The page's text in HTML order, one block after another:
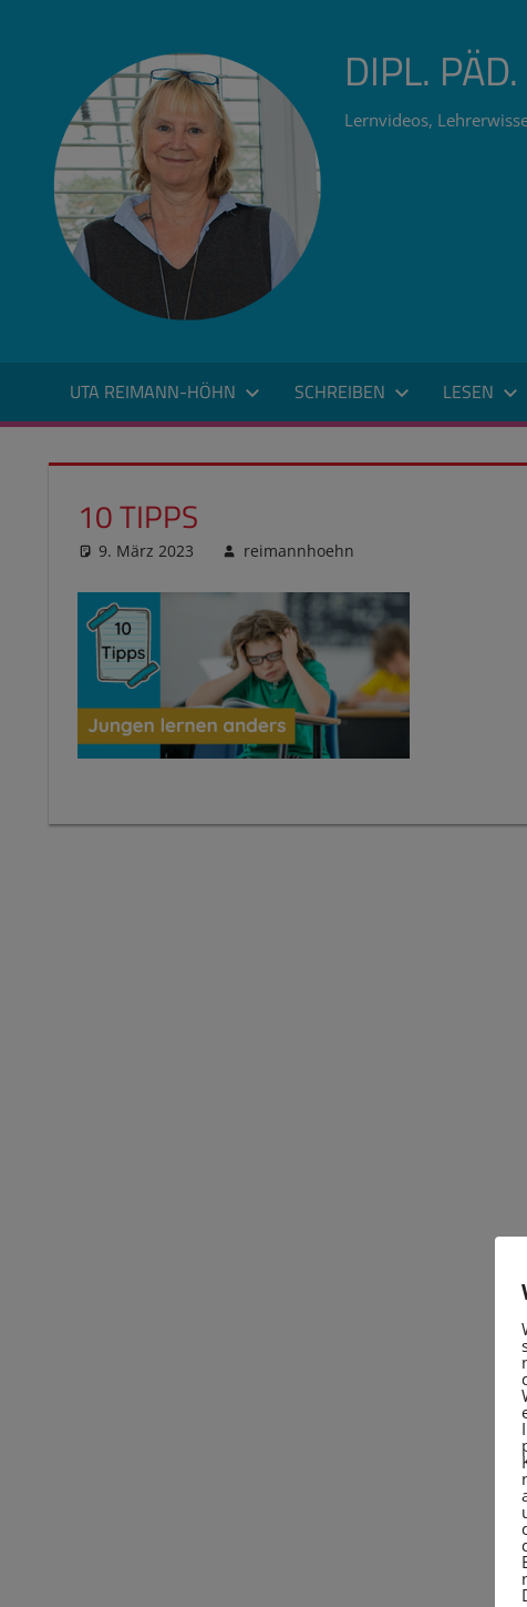
DIPL.
Lernvideos,
UTA REIMANN-HÖHN SCHREIBEN LESEN
10 TIPPS
9. März 2023 reimannhoehn